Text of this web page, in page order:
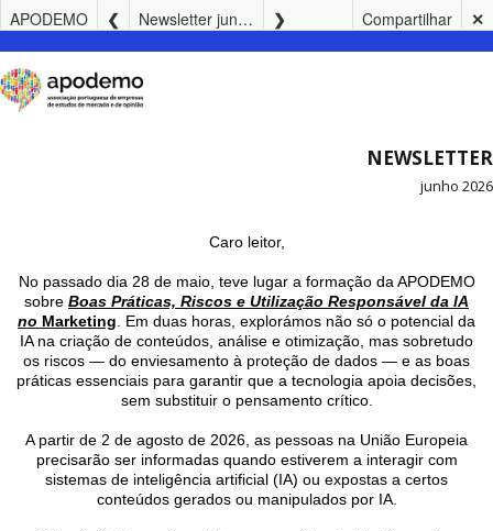
APODEMO Newsletter junho 2026 ✕
Compartilhar